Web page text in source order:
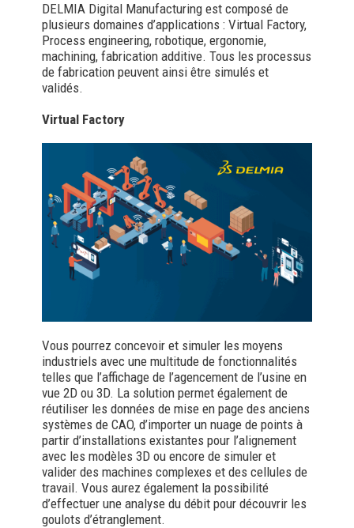
DELMIA Digital Manufacturing est composé de
plusieurs domaines d’applications : Virtual Factory,
Process engineering, robotique, ergonomie,
machining, fabrication additive. Tous les processus
de fabrication peuvent ainsi être simulés et
validés.
Virtual Factory
Vous pourrez concevoir et simuler les moyens
industriels avec une multitude de fonctionnalités
telles que l’affichage de l’agencement de l’usine en
vue 2D ou 3D. La solution permet également de
réutiliser les données de mise en page des anciens
systèmes de CAO, d’importer un nuage de points à
partir d’installations existantes pour l’alignement
avec les modèles 3D ou encore de simuler et
valider des machines complexes et des cellules de
travail. Vous aurez également la possibilité
d’effectuer une analyse du débit pour découvrir les
goulots d’étranglement.